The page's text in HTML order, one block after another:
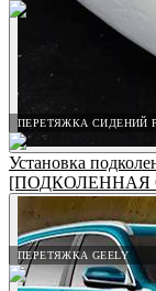
ПЕРЕТЯЖКА СИДЕНИЙ
ПЕРЕТЯЖКА GEELY
Установка
[ПОДКОЛЕННАЯ